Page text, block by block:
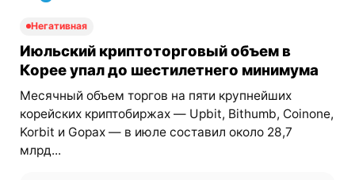
Негативная
Июльский криптоторговый объем в
Корее упал до шестилетнего минимума
Месячный объем торгов на пяти крупнейших
корейских криптобиржах — Upbit, Bithumb, Coinone,
Korbit и Gopax — в июле составил около 28,7
млрд...